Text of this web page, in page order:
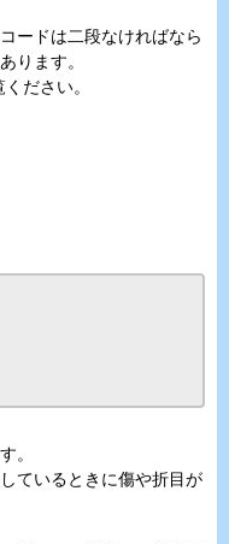
ードは二段なければなら
ります。
ださい。
。
ているときに傷や折目が